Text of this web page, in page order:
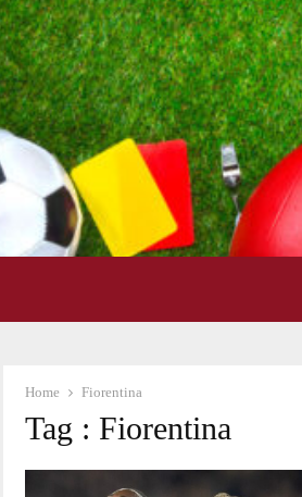
Home Fiorentina
Tag : Fiorentina